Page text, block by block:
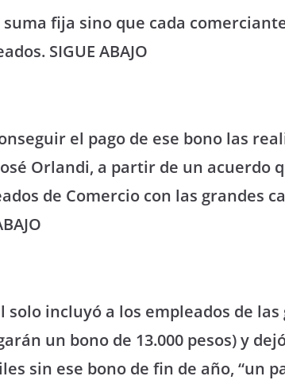
fija sino que cada
SIGUE ABAJO
el pago de ese bono las
Orlandi, a partir de un acuerdo
de Comercio con las grandes
solo incluyó a los empleados de
un bono de 13.000 pesos) y
sin ese bono de fin de año, “un